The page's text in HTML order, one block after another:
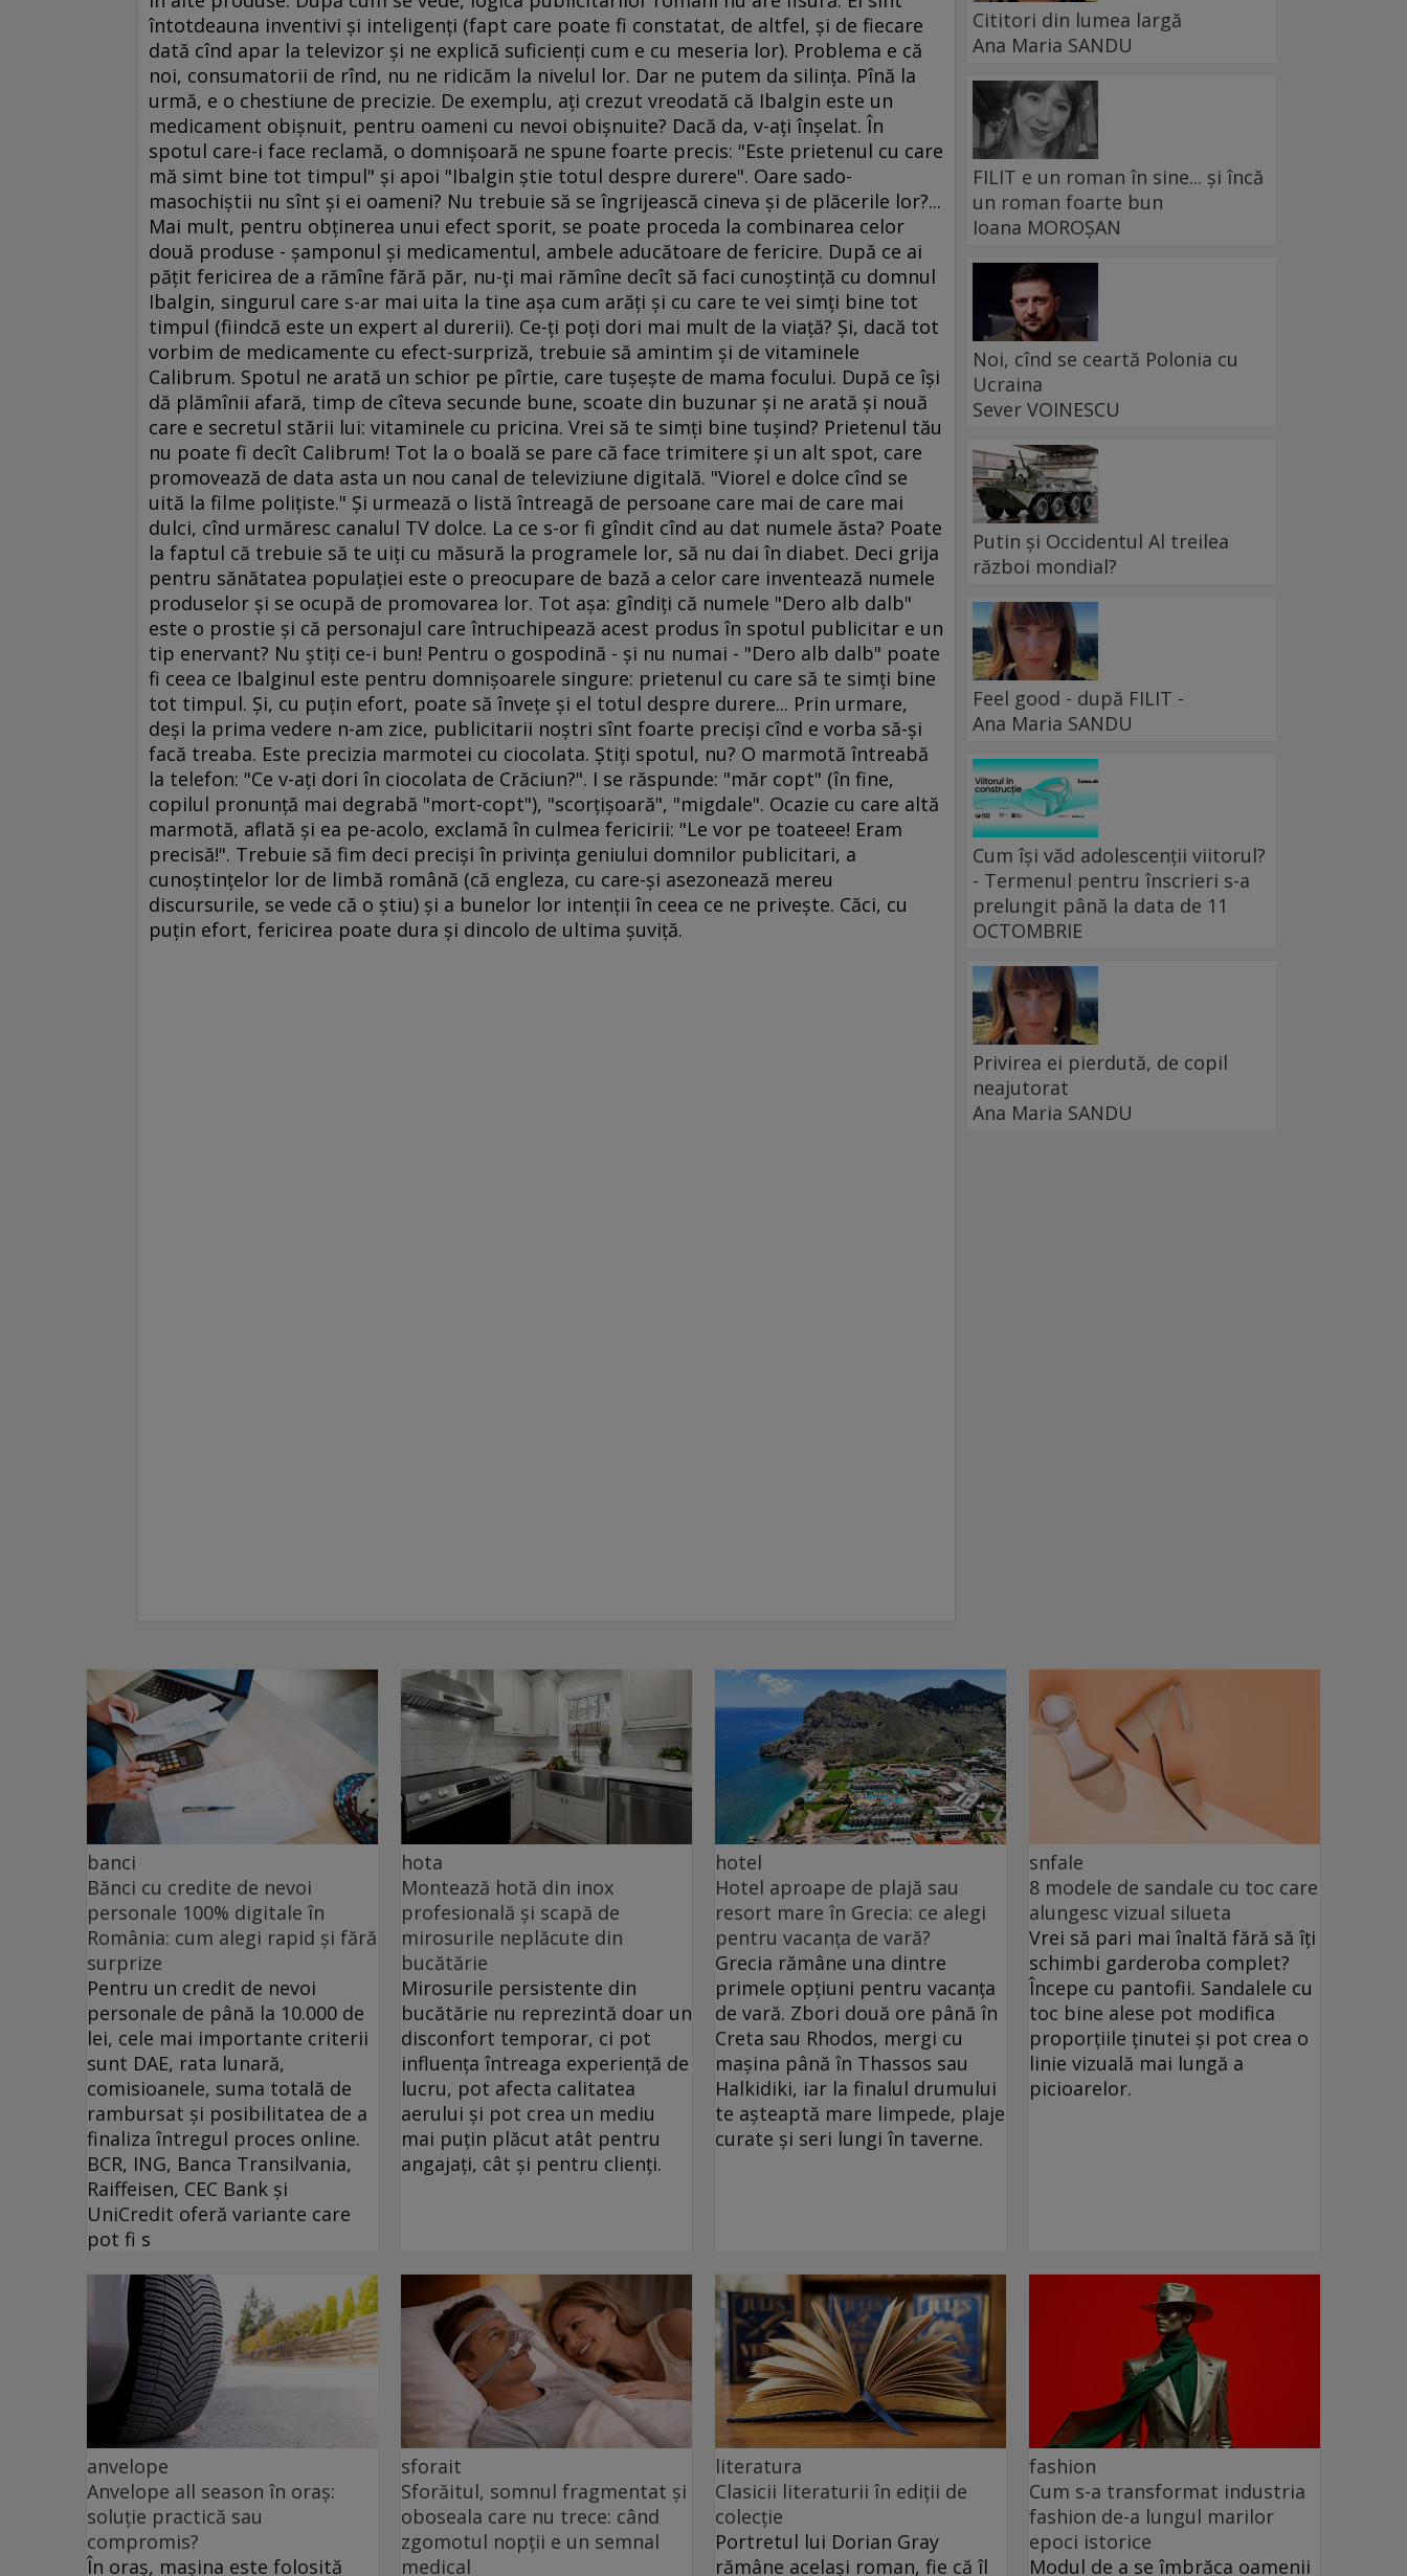
întotdeauna inventivi şi inteligenţi (fapt care poate fi constatat, de altfel, şi de fiecare
dată cînd apar la televizor şi ne explică suficienţi cum e cu meseria lor). Problema e că
noi, consumatorii de rînd, nu ne ridicăm la nivelul lor. Dar ne putem da silinţa. Pînă la
urmă, e o chestiune de precizie. De exemplu, aţi crezut vreodată că Ibalgin este un
medicament obişnuit, pentru oameni cu nevoi obişnuite? Dacă da, v-aţi înşelat. În
spotul care-i face reclamă, o domnişoară ne spune foarte precis: "Este prietenul cu care
mă simt bine tot timpul" şi apoi "Ibalgin ştie totul despre durere". Oare sado-
masochiştii nu sînt şi ei oameni? Nu trebuie să se îngrijească cineva şi de plăcerile lor?...
Mai mult, pentru obţinerea unui efect sporit, se poate proceda la combinarea celor
două produse - şamponul şi medicamentul, ambele aducătoare de fericire. După ce ai
păţit fericirea de a rămîne fără păr, nu-ţi mai rămîne decît să faci cunoştinţă cu domnul
Ibalgin, singurul care s-ar mai uita la tine aşa cum arăţi şi cu care te vei simţi bine tot
timpul (fiindcă este un expert al durerii). Ce-ţi poţi dori mai mult de la viaţă? Şi, dacă tot
vorbim de medicamente cu efect-surpriză, trebuie să amintim şi de vitaminele
Calibrum. Spotul ne arată un schior pe pîrtie, care tuşeşte de mama focului. După ce îşi
dă plămînii afară, timp de cîteva secunde bune, scoate din buzunar şi ne arată şi nouă
care e secretul stării lui: vitaminele cu pricina. Vrei să te simţi bine tuşind? Prietenul tău
nu poate fi decît Calibrum! Tot la o boală se pare că face trimitere şi un alt spot, care
promovează de data asta un nou canal de televiziune digitală. "Viorel e dolce cînd se
uită la filme poliţiste." Şi urmează o listă întreagă de persoane care mai de care mai
dulci, cînd urmăresc canalul TV dolce. La ce s-or fi gîndit cînd au dat numele ăsta? Poate
la faptul că trebuie să te uiţi cu măsură la programele lor, să nu dai în diabet. Deci grija
pentru sănătatea populaţiei este o preocupare de bază a celor care inventează numele
produselor şi se ocupă de promovarea lor. Tot aşa: gîndiţi că numele "Dero alb dalb"
este o prostie şi că personajul care întruchipează acest produs în spotul publicitar e un
tip enervant? Nu ştiţi ce-i bun! Pentru o gospodină - şi nu numai - "Dero alb dalb" poate
fi ceea ce Ibalginul este pentru domnişoarele singure: prietenul cu care să te simţi bine
tot timpul. Şi, cu puţin efort, poate să înveţe şi el totul despre durere... Prin urmare,
deşi la prima vedere n-am zice, publicitarii noştri sînt foarte precişi cînd e vorba să-şi
facă treaba. Este precizia marmotei cu ciocolata. Ştiţi spotul, nu? O marmotă întreabă
la telefon: "Ce v-aţi dori în ciocolata de Crăciun?". I se răspunde: "măr copt" (în fine,
copilul pronunţă mai degrabă "mort-copt"), "scorţişoară", "migdale". Ocazie cu care altă
marmotă, aflată şi ea pe-acolo, exclamă în culmea fericirii: "Le vor pe toateee! Eram
precisă!". Trebuie să fim deci precişi în privinţa geniului domnilor publicitari, a
cunoştinţelor lor de limbă română (că engleza, cu care-şi asezonează mereu
discursurile, se vede că o ştiu) şi a bunelor lor intenţii în ceea ce ne priveşte. Căci, cu
puţin efort, fericirea poate dura şi dincolo de ultima şuviţă.
Cititori din lumea largă
Ana Maria SANDU
FILIT e un roman în sine... și încă
un roman foarte bun
Ioana MOROȘAN
Noi, cînd se ceartă Polonia cu
Ucraina
Sever VOINESCU
Putin și Occidentul Al treilea
război mondial?
Feel good - după FILIT -
Ana Maria SANDU
Cum își văd adolescenții viitorul?
- Termenul pentru înscrieri s-a
prelungit până la data de 11
OCTOMBRIE
Privirea ei pierdută, de copil
neajutorat
Ana Maria SANDU
banci
Bănci cu credite de nevoi
personale 100% digitale în
România: cum alegi rapid și fără
surprize
Pentru un credit de nevoi
personale de până la 10.000 de
lei, cele mai importante criterii
sunt DAE, rata lunară,
comisioanele, suma totală de
rambursat și posibilitatea de a
finaliza întregul proces online.
BCR, ING, Banca Transilvania,
Raiffeisen, CEC Bank și
UniCredit oferă variante care
pot fi s
hota
Montează hotă din inox
profesională și scapă de
mirosurile neplăcute din
bucătărie
Mirosurile persistente din
bucătărie nu reprezintă doar un
disconfort temporar, ci pot
influența întreaga experiență de
lucru, pot afecta calitatea
aerului și pot crea un mediu
mai puțin plăcut atât pentru
angajați, cât și pentru clienți.
hotel
Hotel aproape de plajă sau
resort mare în Grecia: ce alegi
pentru vacanța de vară?
Grecia rămâne una dintre
primele opțiuni pentru vacanța
de vară. Zbori două ore până în
Creta sau Rhodos, mergi cu
mașina până în Thassos sau
Halkidiki, iar la finalul drumului
te așteaptă mare limpede, plaje
curate și seri lungi în taverne.
snfale
8 modele de sandale cu toc care
alungesc vizual silueta
Vrei să pari mai înaltă fără să îți
schimbi garderoba complet?
Începe cu pantofii. Sandalele cu
toc bine alese pot modifica
proporțiile ținutei și pot crea o
linie vizuală mai lungă a
picioarelor.
anvelope
Anvelope all season în oraș:
soluție practică sau
compromis?
În oraș, mașina este folosită
sforait
Sforăitul, somnul fragmentat și
oboseala care nu trece: când
zgomotul nopții e un semnal
medical
literatura
Clasicii literaturii în ediții de
colecție
Portretul lui Dorian Gray
rămâne același roman, fie că îl
fashion
Cum s-a transformat industria
fashion de-a lungul marilor
epoci istorice
Modul de a se îmbrăca oamenii